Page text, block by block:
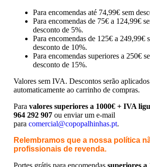
Para encomendas até 74,99€ sem
Para encomendas de 75€ a 124,99€
desconto de 5%.
Para encomendas de 125€ a 249,99€
desconto de 10%.
Para encomendas superiores a 250€
desconto de 15%.
Valores sem IVA. Descontos serão aplicados
automaticamente ao carrinho de compras.
Para valores superiores a 1000€ + IVA
964 292 907 ou enviar um e-mail
para comercial@copopalhinhas.pt.
Relembramos que a nossa política
profissionais de revenda.